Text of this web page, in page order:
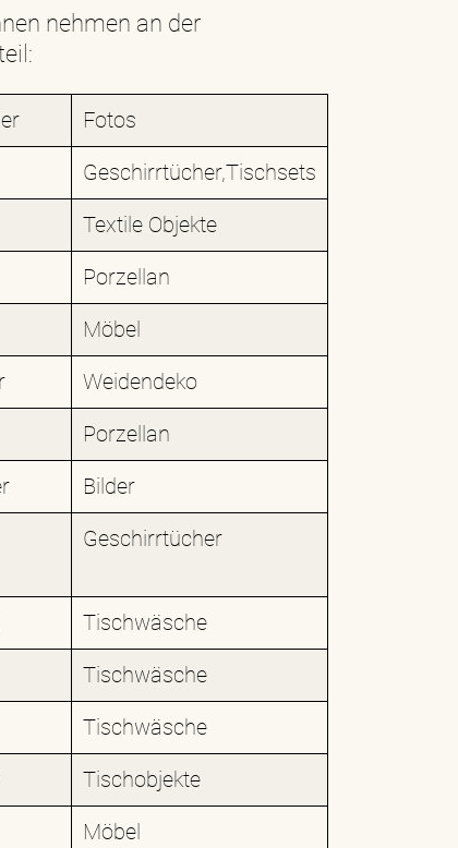
nehmen an der
Fotos
Geschirrtücher,Tischsets
Textile Objekte
Porzellan
Möbel
Weidendeko
Porzellan
Bilder
Geschirrtücher
Tischwäsche
Tischwäsche
Tischwäsche
Tischobjekte
Möbel